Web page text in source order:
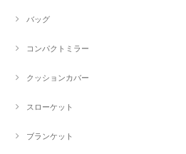
バッグ
コンパクトミラー
クッションカバー
スローケット
ブランケット